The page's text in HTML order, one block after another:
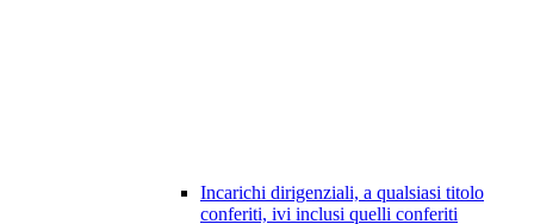
Incarichi dirigenziali, a qualsiasi titolo
conferiti, ivi inclusi quelli conferiti